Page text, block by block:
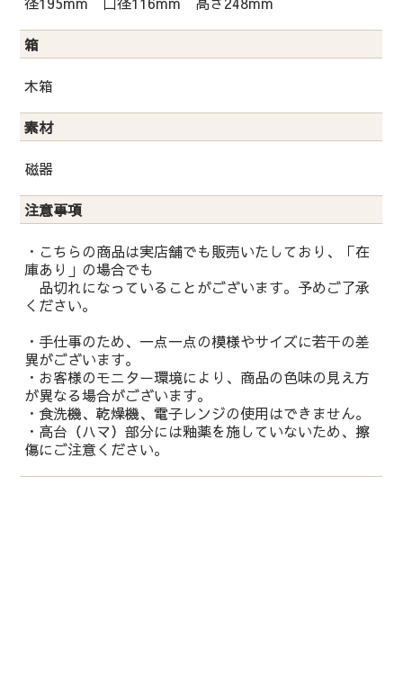
箱
木箱
素材
磁器
注意事項
・こちらの商品は実店舗でも販売いたしており、「在
庫あり」の場合でも
品切れになっていることがございます。予めご了承
ください。
・手仕事のため、一点一点の模様やサイズに若干の差
異がございます。
・お客様のモニター環境により、商品の色味の見え方
が異なる場合がございます。
・食洗機、乾燥機、電子レンジの使用はできません。
・高台（ハマ）部分には釉薬を施していないため、擦
傷にご注意ください。